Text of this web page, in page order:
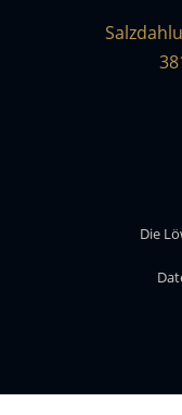
Die